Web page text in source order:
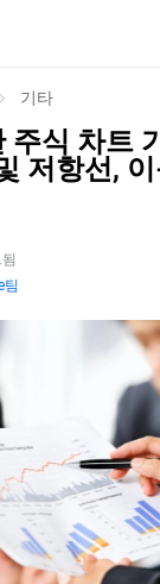
기타
주식 차트
저항선,
팀